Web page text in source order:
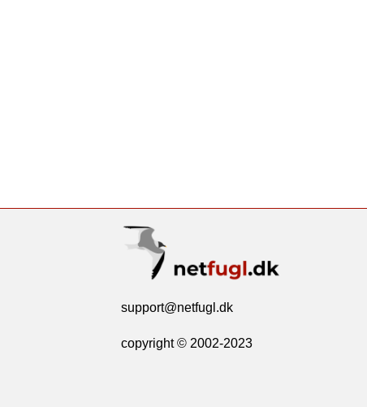
support@netfugl.dk
copyright © 2002-2023